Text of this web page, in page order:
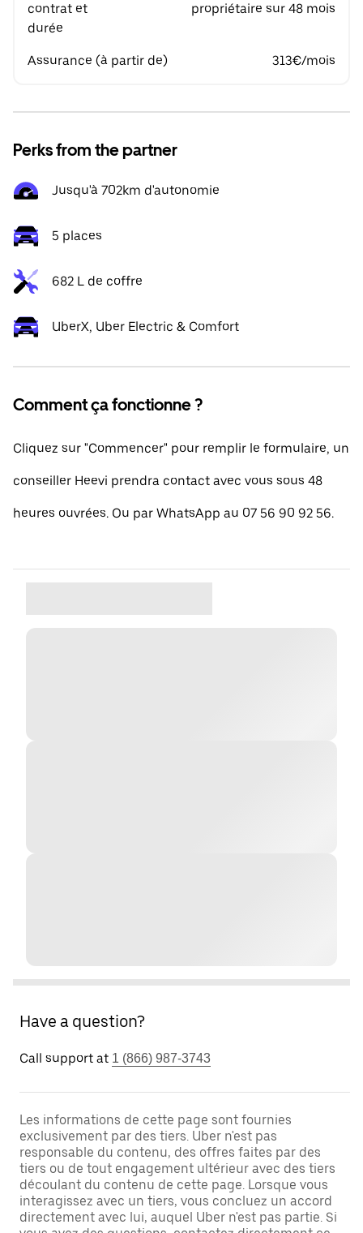
contrat et
durée
propriétaire sur 48 mois
Assurance (à partir de) 313€/mois
Perks from the partner
Jusqu'à 702km d'autonomie
5 places
682 L de coffre
UberX, Uber Electric & Comfort
Comment ça fonctionne ?
Cliquez sur "Commencer" pour remplir le formulaire, un
conseiller Heevi prendra contact avec vous sous 48
heures ouvrées. Ou par WhatsApp au 07 56 90 92 56.
Have a question?
Call support at 1 (866) 987-3743
Les informations de cette page sont fournies
exclusivement par des tiers. Uber n'est pas
responsable du contenu, des offres faites par des
tiers ou de tout engagement ultérieur avec des tiers
découlant du contenu de cette page. Lorsque vous
interagissez avec un tiers, vous concluez un accord
directement avec lui, auquel Uber n'est pas partie. Si